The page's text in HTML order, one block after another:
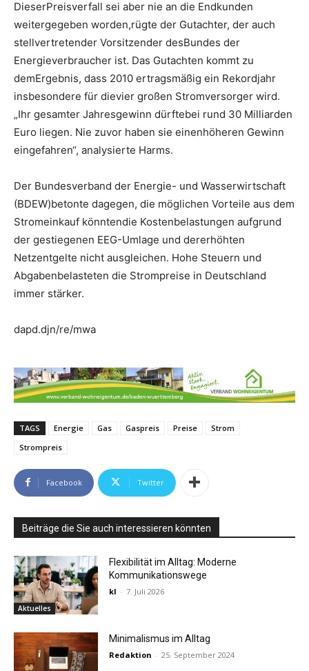
DieserPreisverfall sei aber nie an die Endkunden
weitergegeben worden,rügte der Gutachter, der auch
stellvertretender Vorsitzender desBundes der
Energieverbraucher ist. Das Gutachten kommt zu
demErgebnis, dass 2010 ertragsmäßig ein Rekordjahr
insbesondere für dievier großen Stromversorger wird.
„Ihr gesamter Jahresgewinn dürftebei rund 30 Milliarden
Euro liegen. Nie zuvor haben sie einenhöheren Gewinn
eingefahren“, analysierte Harms.
Der Bundesverband der Energie- und Wasserwirtschaft
(BDEW)betonte dagegen, die möglichen Vorteile aus dem
Stromeinkauf könntendie Kostenbelastungen aufgrund
der gestiegenen EEG-Umlage und dererhöhten
Netzentgelte nicht ausgleichen. Hohe Steuern und
Abgabenbelasteten die Strompreise in Deutschland
immer stärker.
dapd.djn/re/mwa
TAGS Energie Gas Gaspreis Preise
Strom
Strompreis
Facebook Twitter
Beiträge die Sie auch interessieren könnten
Aktuelles
Flexibilität im Alltag: Moderne
Kommunikationswege
kl - 7. Juli 2026
Minimalismus im Alltag
Redaktion - 25. September 2024